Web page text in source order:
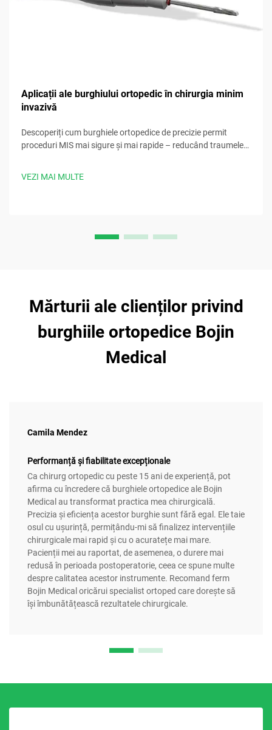
Aplicații ale burghiului ortopedic în chirurgia minim
invazivă
Descoperiți cum burghiele ortopedice de precizie permit
proceduri MIS mai sigure și mai rapide – reducând traumele
VEZI MAI MULTE
Mărturii ale clienților privind
burghiile ortopedice Bojin
Medical
Camila Mendez
Performanță și fiabilitate excepționale
Ca chirurg ortopedic cu peste 15 ani de experiență, pot
afirma cu încredere că burghiele ortopedice ale Bojin
Medical au transformat practica mea chirurgicală.
Precizia și eficiența acestor burghie sunt fără egal. Ele taie
osul cu ușurință, permițându-mi să finalizez intervențiile
chirurgicale mai rapid și cu o acuratețe mai mare.
Pacienții mei au raportat, de asemenea, o durere mai
redusă în perioada postoperatorie, ceea ce spune multe
despre calitatea acestor instrumente. Recomand ferm
Bojin Medical oricărui specialist ortoped care dorește să
își îmbunătățească rezultatele chirurgicale.